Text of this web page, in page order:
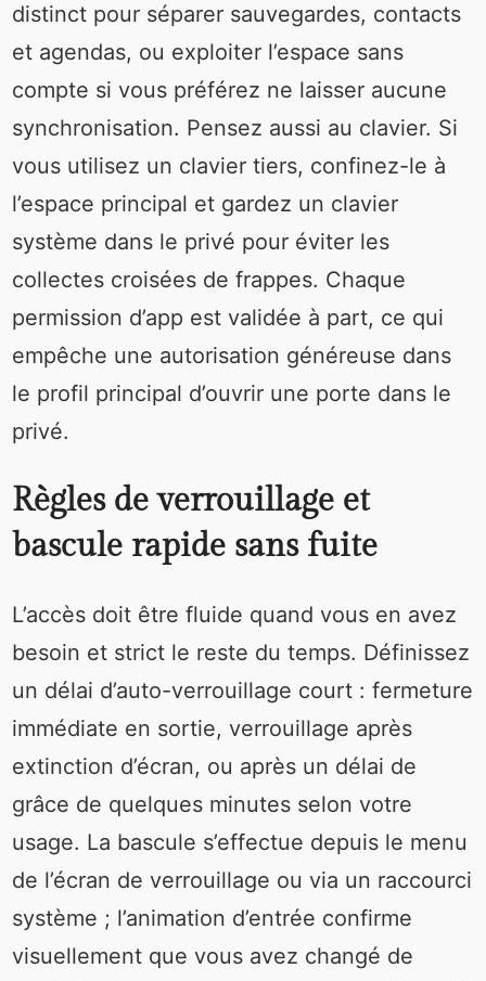
distinct pour séparer sauvegardes, contacts
et agendas, ou exploiter l’espace sans
compte si vous préférez ne laisser aucune
synchronisation. Pensez aussi au clavier. Si
vous utilisez un clavier tiers, confinez-le à
l’espace principal et gardez un clavier
système dans le privé pour éviter les
collectes croisées de frappes. Chaque
permission d’app est validée à part, ce qui
empêche une autorisation généreuse dans
le profil principal d’ouvrir une porte dans le
privé.
Règles de verrouillage et
bascule rapide sans fuite
L’accès doit être fluide quand vous en avez
besoin et strict le reste du temps. Définissez
un délai d’auto-verrouillage court : fermeture
immédiate en sortie, verrouillage après
extinction d’écran, ou après un délai de
grâce de quelques minutes selon votre
usage. La bascule s’effectue depuis le menu
de l’écran de verrouillage ou via un raccourci
système ; l’animation d’entrée confirme
visuellement que vous avez changé de